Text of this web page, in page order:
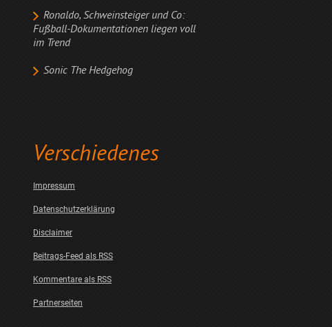
Ronaldo, Schweinsteiger und Co:
Fußball-Dokumentationen liegen voll
im Trend
Sonic The Hedgehog
Verschiedenes
Impressum
Datenschutzerklärung
Disclaimer
Beitrags-Feed als RSS
Kommentare als RSS
Partnerseiten